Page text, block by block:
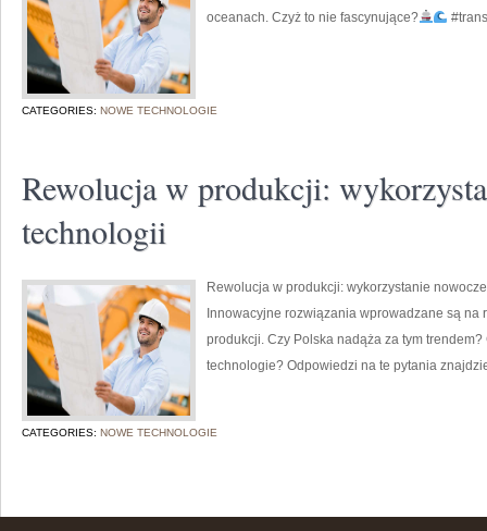
oceanach. Czyż to nie fascynujące?
CATEGORIES: NOWE TECHNOLOGIE
Rewolucja w produkcji:
technologii
Rewolucja w produkcji: wykorzystanie
Innowacyjne rozwiązania wprowadzane są na
produkcji. Czy Polska nadąża za tym
technologie? Odpowiedzi na te pytania
CATEGORIES: NOWE TECHNOLOGIE